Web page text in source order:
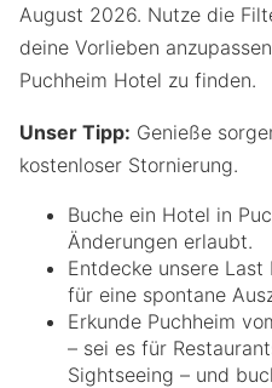
August 2026. Nutze die
deine Vorlieben
Puchheim Hotel zu finden.
Unser Tipp: Genieße
kostenloser Stornierung.
Buche ein Hotel in
Änderungen erlaubt.
Entdecke unsere
für eine spontane
Erkunde Puchheim
– sei es für
Sightseeing – und